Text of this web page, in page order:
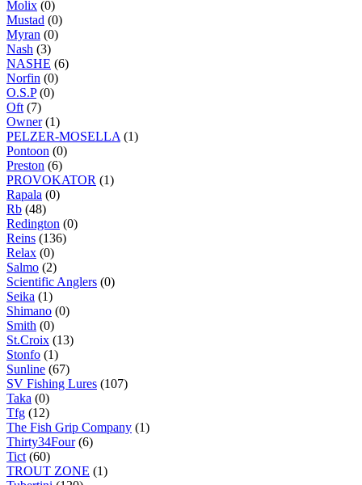
Molix (0)
Mustad (0)
Myran (0)
Nash (3)
NASHE (6)
Norfin (0)
O.S.P(0)
Oft (7)
Owner(1)
PELZER-MOSELLA (1)
Pontoon (0)
Preston (6)
PROVOKATOR (1)
Rapala (0)
Rb (48)
Redington (0)
Reins (136)
Relax (0)
Salmo (2)
Scientific Anglers (0)
Seika (1)
Shimano (0)
Smith (0)
St.Croix (13)
Stonfo (1)
Sunline (67)
SV Fishing Lures (107)
Taka (0)
Tfg (12)
The Fish Grip Company (1)
Thirty34Four(6)
Tict (60)
TROUT ZONE (1)